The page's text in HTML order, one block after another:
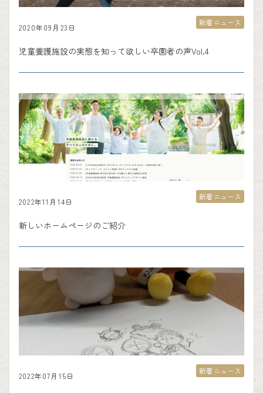
2020年09月23日
児童養護施設の実態を知って欲しい卒園者の声Vol.4
新着ニュース
2022年11月14日
新しいホームページのご紹介
新着ニュース
2022年07月15日
新着ニュース